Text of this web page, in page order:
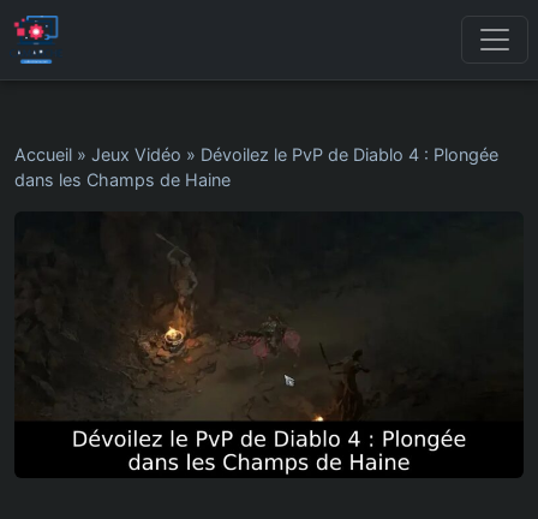
Accueil » Jeux Vidéo » Dévoilez le PvP de Diablo 4 : Plongée
dans les Champs de Haine